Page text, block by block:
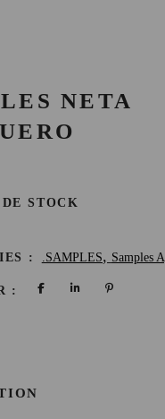
NETA
STOCK
: .SAMPLES, Samples
: